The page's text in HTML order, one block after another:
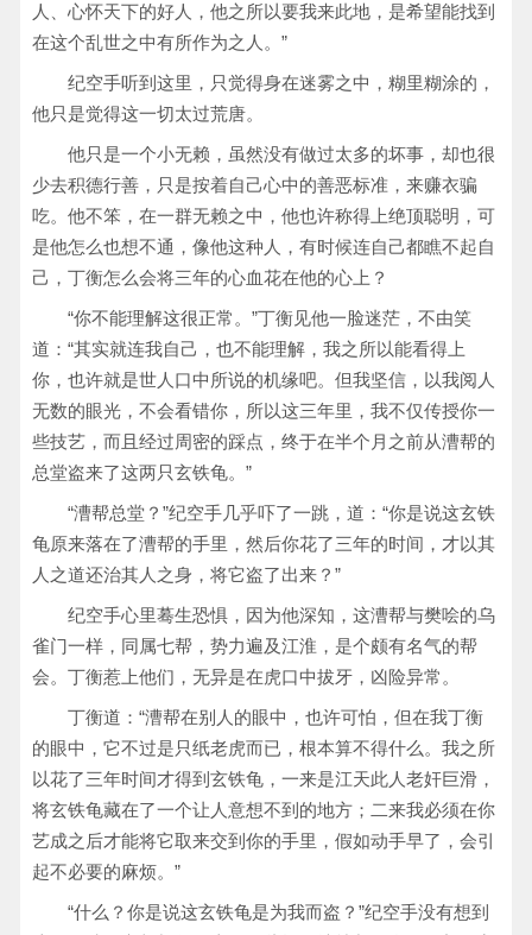
人、心怀天下的好人，他之所以要我来此地，是希望能找到
在这个乱世之中有所作为之人。”
纪空手听到这里，只觉得身在迷雾之中，糊里糊涂的，
他只是觉得这一切太过荒唐。
他只是一个小无赖，虽然没有做过太多的坏事，却也很
少去积德行善，只是按着自己心中的善恶标准，来赚衣骗
吃。他不笨，在一群无赖之中，他也许称得上绝顶聪明，可
是他怎么也想不通，像他这种人，有时候连自己都瞧不起自
己，丁衡怎么会将三年的心血花在他的心上？
“你不能理解这很正常。”丁衡见他一脸迷茫，不由笑
道：“其实就连我自己，也不能理解，我之所以能看得上
你，也许就是世人口中所说的机缘吧。但我坚信，以我阅人
无数的眼光，不会看错你，所以这三年里，我不仅传授你一
些技艺，而且经过周密的踩点，终于在半个月之前从漕帮的
总堂盗来了这两只玄铁龟。”
“漕帮总堂？”纪空手几乎吓了一跳，道：“你是说这玄铁
龟原来落在了漕帮的手里，然后你花了三年的时间，才以其
人之道还治其人之身，将它盗了出来？”
纪空手心里蓦生恐惧，因为他深知，这漕帮与樊哙的乌
雀门一样，同属七帮，势力遍及江淮，是个颇有名气的帮
会。丁衡惹上他们，无异是在虎口中拔牙，凶险异常。
丁衡道：“漕帮在别人的眼中，也许可怕，但在我丁衡
的眼中，它不过是只纸老虎而已，根本算不得什么。我之所
以花了三年时间才得到玄铁龟，一来是江天此人老奸巨滑，
将玄铁龟藏在了一个让人意想不到的地方；二来我必须在你
艺成之后才能将它取来交到你的手里，假如动手早了，会引
起不必要的麻烦。”
“什么？你是说这玄铁龟是为我而盗？”纪空手没有想到